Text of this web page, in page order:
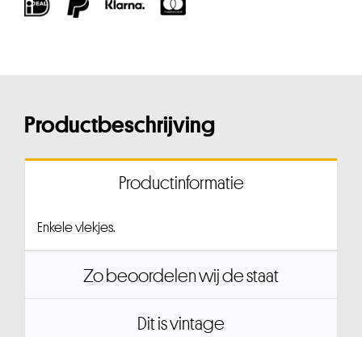
Productbeschrijving
Productinformatie
Enkele vlekjes.
Zo beoordelen wij de staat
Dit is vintage